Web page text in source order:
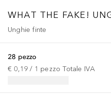
WHAT THE FAKE!
Unghie finte
28 pezzo
€ 0,19 / 1 pezzo Totale IVA